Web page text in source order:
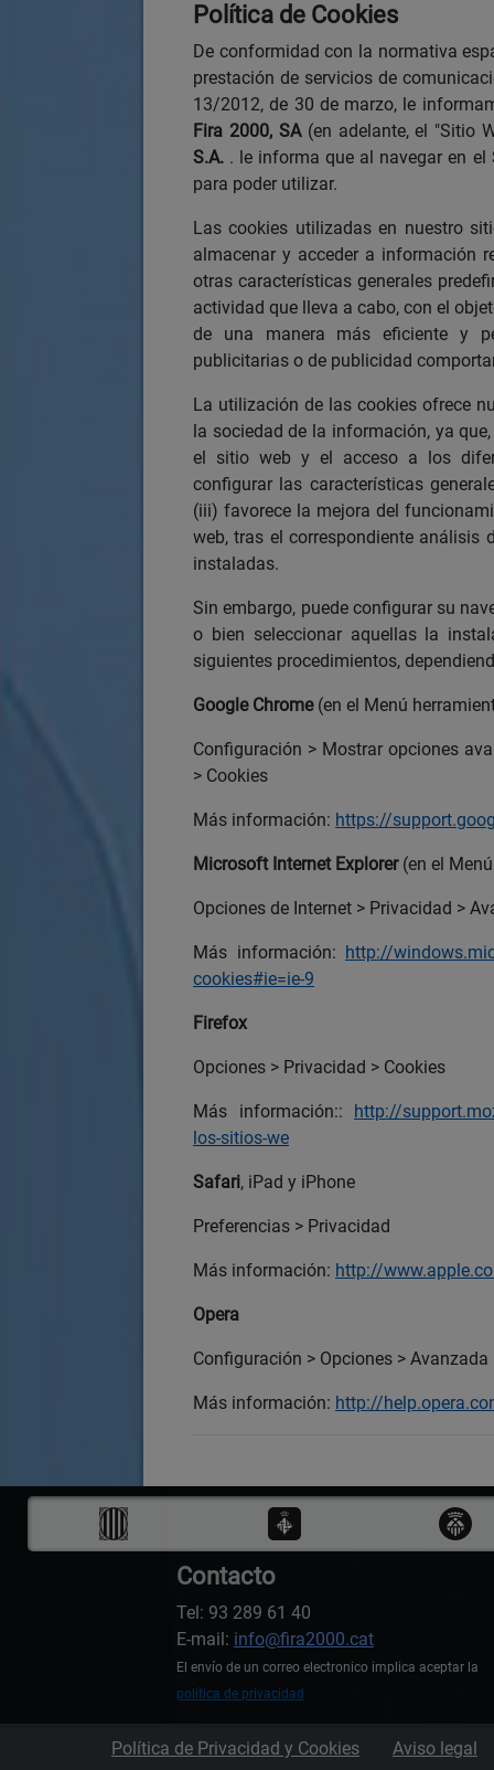
Política de Cookies
De conformidad con la normativa
prestación de servicios de
13/2012, de 30 de marzo, le
Fira 2000, SA(en adelante, el "Sitio
S.A. . le informa que al navegar en
para poder utilizar.
Las cookies utilizadas en nuestro
almacenar y acceder a información
otras características generales
actividad que lleva a cabo, con el
de una manera más eficiente y
publicitarias o de publicidad
La utilización de las cookies ofrece
la sociedad de la información, ya
el sitio web y el acceso a los
configurar las características
(iii) favorece la mejora del
web, tras el correspondiente
instaladas.
Sin embargo, puede configurar su
o bien seleccionar aquellas la
siguientes procedimientos,
Google Chrome(en el Menú
Configuración > Mostrar opciones
> Cookies
Más información: https://
Microsoft Internet Explorer(en el
Opciones de Internet > Privacidad >
Más información: http://
cookies#ie=ie-9
Firefox
Opciones > Privacidad > Cookies
Más información::
http://
los-sitios-we
Safari, iPad y iPhone
Preferencias > Privacidad
Más información: http://
Opera
Configuración > Opciones > Avanzada
Más información: http://
Contacto
Tel: 93 289 61 40
E-mail: info@fira2000.cat
El envío de un correo electronico implica aceptar la
política de privacidad
Política de Privacidad y Cookies Aviso legal